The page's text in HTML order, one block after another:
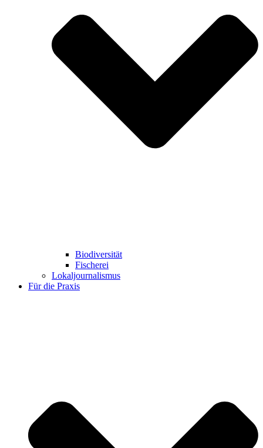
Biodiversität
Fischerei
Lokaljournalismus
Für die Praxis